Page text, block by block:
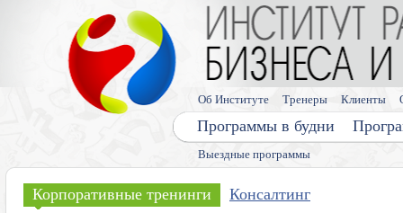
Выездные программы
Программы в будни
Об Институте Тренеры Клиенты
Корпоративные тренинги Консалтинг